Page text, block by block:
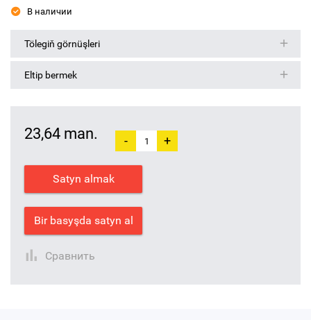
В наличии
Tölegiň görnüşleri
Eltip bermek
23,64 man. - +
Satyn almak
Bir basyşda satyn al
Сравнить